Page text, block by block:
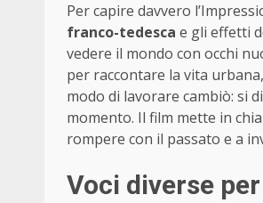
Per capire davvero
franco-tedesca e gli effetti
vedere il mondo con occhi
per raccontare la vita
modo di lavorare cambiò: si
momento. Il film mette in
rompere con il passato e a
Voci diverse